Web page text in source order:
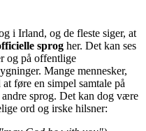
i Irland, og de fleste siger, at
sprog her. Det kan ses
og på offentlige
Mange mennesker,
føre en simpel samtale på
sprog. Det kan dog være
ord og irske hilsner: